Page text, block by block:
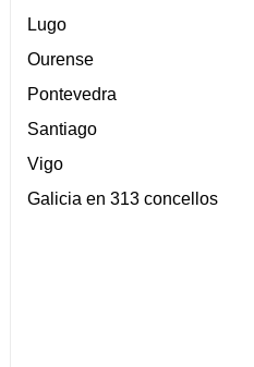
Lugo
Ourense
Pontevedra
Santiago
Vigo
Galicia en 313 concellos